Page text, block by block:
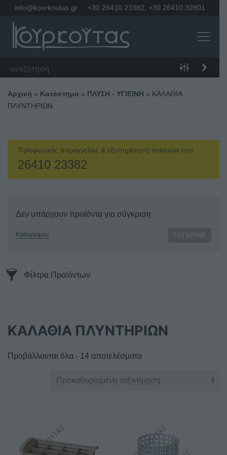
info@kourkoutas.gr +30 26410 23382 +30 26410 32801
Αρχική » Κατάστημα » ΠΛΥΣΗ - ΥΓΙΕΙΝΗ » ΚΑΛΑΘΙΑ
ΠΛΥΝΤΗΡΙΩΝ
Τηλεφωνικές παραγγελίες & εξυπηρέτηση πελατών στο
26410 23382
Δεν υπάρχουν προϊόντα για σύγκριση
Καθαρισμός
Φίλτρα Προϊόντων
ΚΑΛΑΘΙΑ ΠΛΥΝΤΗΡΙΩΝ
Προβάλλονται όλα - 14 αποτελέσματα